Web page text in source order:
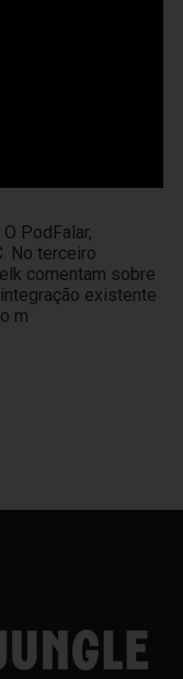
PodFalar,
No terceiro
comentam sobre
existente
m